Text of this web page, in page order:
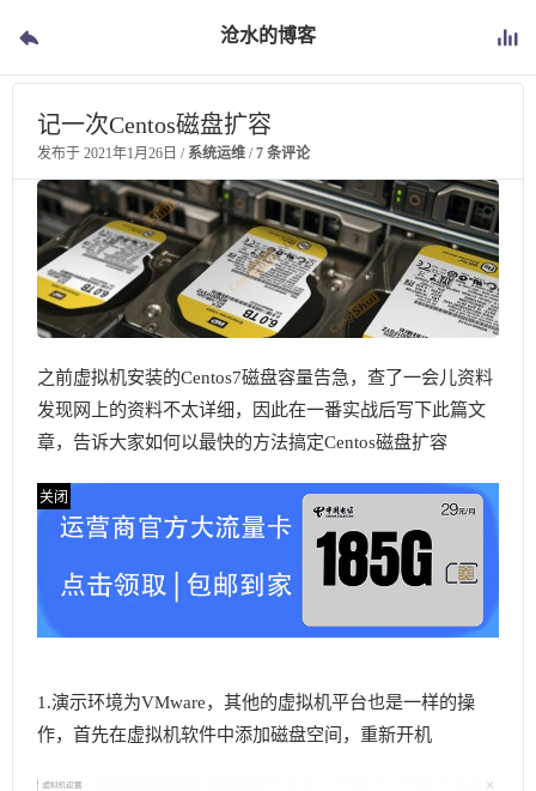
沧水的博客
记一次Centos磁盘扩容
发布于 2021年1月26日 / 系统运维 /7 条评论
之前虚拟机安装的Centos7磁盘容量告急，查了一会儿资料
发现网上的资料不太详细，因此在一番实战后写下此篇文
章，告诉大家如何以最快的方法搞定Centos磁盘扩容
1.演示环境为VMware，其他的虚拟机平台也是一样的操
作，首先在虚拟机软件中添加磁盘空间，重新开机